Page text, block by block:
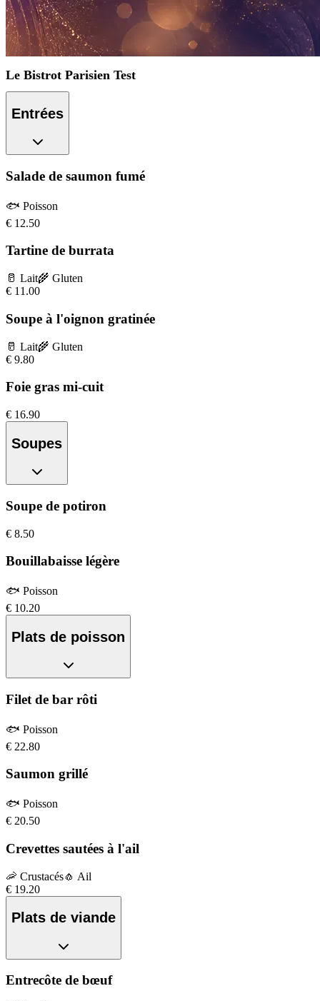
Le Bistrot Parisien Test
Entrées
Salade de saumon fumé
🐟 Poisson
€ 12.50
Tartine de burrata
🥛 Lait🌾 Gluten
€ 11.00
Soupe à l'oignon gratinée
🥛 Lait🌾 Gluten
€ 9.80
Foie gras mi-cuit
€ 16.90
Soupes
Soupe de potiron
€ 8.50
Bouillabaisse légère
🐟 Poisson
€ 10.20
Plats de poisson
Filet de bar rôti
🐟 Poisson
€ 22.80
Saumon grillé
🐟 Poisson
€ 20.50
Crevettes sautées à l'ail
🦐 Crustacés🧄 Ail
€ 19.20
Plats de viande
Entrecôte de bœuf